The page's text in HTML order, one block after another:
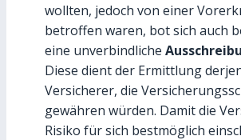
wollten, jedoch von einer
betroffen waren, bot sich auch
eine unverbindliche
Diese dient der Ermittlung
Versicherer, die
gewähren würden. Damit die
Risiko für sich bestmöglich